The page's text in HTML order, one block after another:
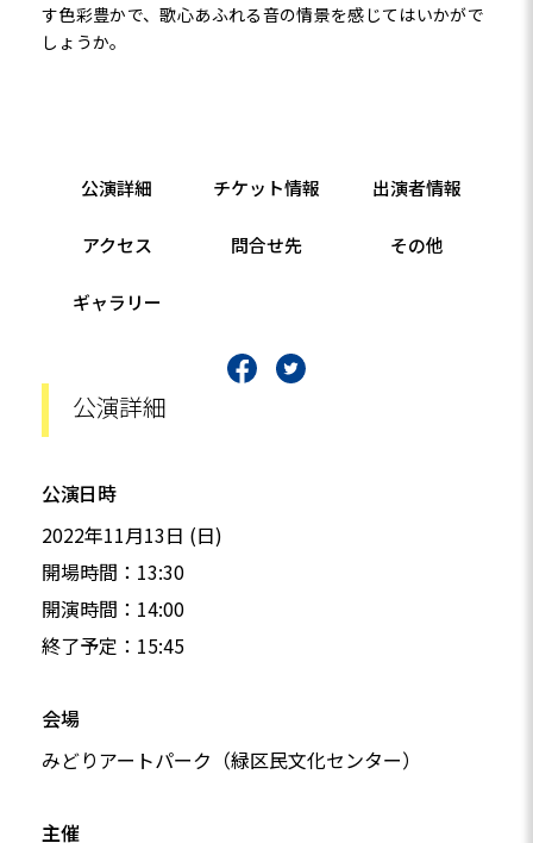
す色彩豊かで、歌心あふれる音の情景を感じてはいかがで
しょうか。
公演詳細
公演日時
2022年11月13日 (日)
開場時間：13:30
開演時間：14:00
終了予定：15:45
会場
みどりアートパーク（緑区民文化センター）
主催
公演詳細 チケット情報 出演者情報
アクセス 問合せ先 その他
ギャラリー